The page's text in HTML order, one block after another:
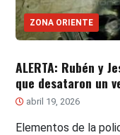
ZONA ORIENTE
ALERTA: Rubén y
que desataron un
abril 19, 2026
Elementos de la